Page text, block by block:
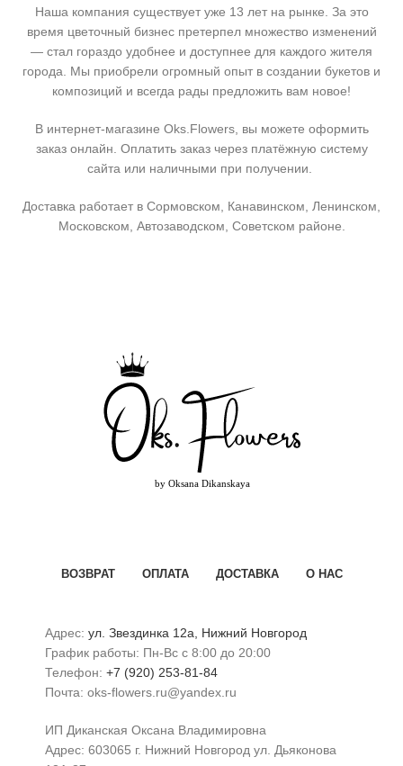
Наша компания существует уже 13 лет на рынке. За это
время цветочный бизнес претерпел множество изменений
— стал гораздо удобнее и доступнее для каждого жителя
города. Мы приобрели огромный опыт в создании букетов и
композиций и всегда рады предложить вам новое!
В интернет-магазине Oks.Flowers, вы можете оформить
заказ онлайн. Оплатить заказ через платёжную систему
сайта или наличными при получении.
Доставка работает в Сормовском, Канавинском, Ленинском,
Московском, Автозаводском, Советском районе.
ВОЗВРАТ ОПЛАТА ДОСТАВКА О НАС
Адрес: ул. Звездинка 12а, Нижний Новгород
График работы: Пн-Вс с 8:00 до 20:00
Телефон: +7 (920) 253-81-84
Почта: oks-flowers.ru@yandex.ru
ИП Диканская Оксана Владимировна
Адрес: 603065 г. Нижний Новгород ул. Дьяконова